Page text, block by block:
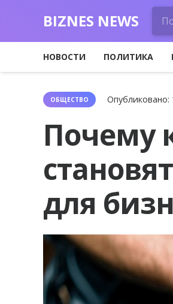
BIZNES NEWS
НОВОСТИ ПОЛИТИКА
ОБЩЕСТВО Опубликовано:
Почему
для